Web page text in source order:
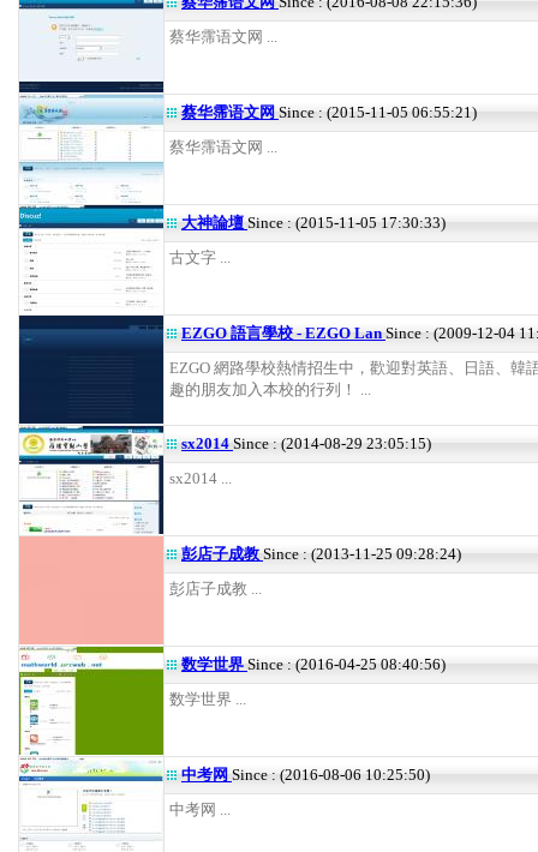
蔡华霈语文网 ...
蔡华霈语文网 Since : (2015-11-05 06:55:21)
蔡华霈语文网 ...
大神論壇 Since : (2015-11-05 17:30:33)
古文字 ...
EZGO 語言學校 - EZGO Lan Since : (2009-12-04
EZGO 網路學校熱情招生中，歡迎對英語、日語、韓
趣的朋友加入本校的行列！ ...
sx2014 Since : (2014-08-29 23:05:15)
sx2014 ...
彭店子成教 Since : (2013-11-25 09:28:24)
彭店子成教 ...
数学世界Since : (2016-04-25 08:40:56)
数学世界 ...
中考网 Since : (2016-08-06 10:25:50)
中考网 ...